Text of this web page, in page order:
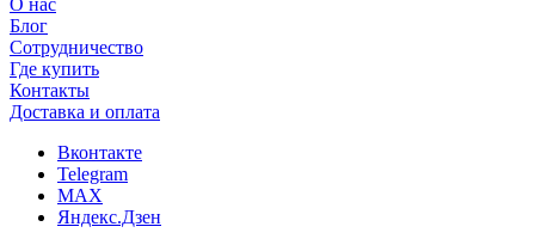
Блог
Сотрудничество
Где купить
Контакты
Доставка и оплата
Вконтакте
Telegram
MAX
Яндекс.Дзен